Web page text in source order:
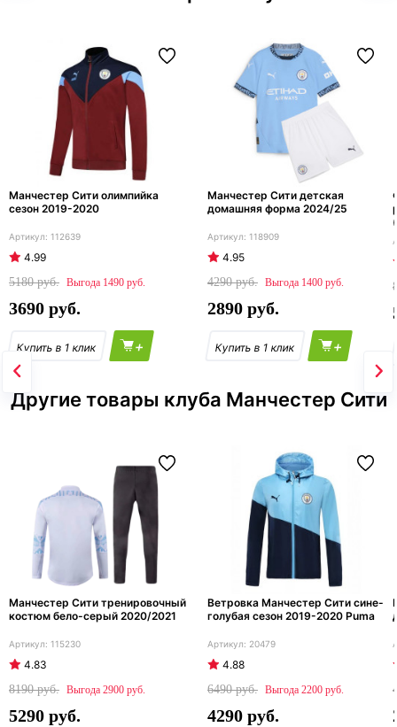
Манчестер Сити олимпийка
сезон 2019-2020
112639
4.99
5180
1490
3690
+
Манчестер Сити детская
домашняя форма 2024/25
118909
4.95
4290
1400
2890
+
Другие товары клуба Манчестер Сити
Манчестер Сити тренировочный
костюм бело-серый 2020/2021
115230
4.83
8190
2900
5290
Ветровка Манчестер Сити сине-
голубая сезон 2019-2020 Puma
20479
4.88
6490
2200
4290